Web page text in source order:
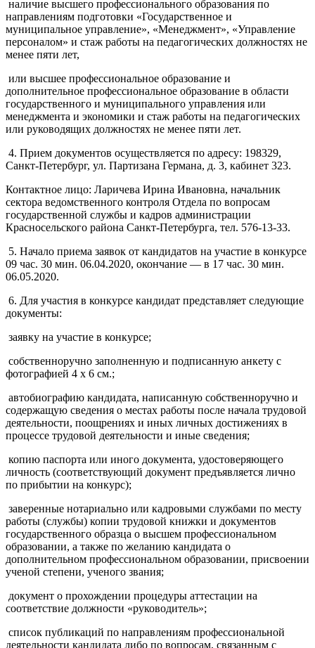
наличие высшего профессионального образования по
направлениям подготовки «Государственное и
муниципальное управление», «Менеджмент», «Управление
персоналом» и стаж работы на педагогических должностях не
менее пяти лет,
или высшее профессиональное образование и
дополнительное профессиональное образование в области
государственного и муниципального управления или
менеджмента и экономики и стаж работы на педагогических
или руководящих должностях не менее пяти лет.
4. Прием документов осуществляется по адресу: 198329,
Санкт-Петербург, ул. Партизана Германа, д. 3, кабинет 323.
Контактное лицо: Ларичева Ирина Ивановна, начальник
сектора ведомственного контроля Отдела по вопросам
государственной службы и кадров администрации
Красносельского района Санкт-Петербурга, тел. 576-13-33.
5. Начало приема заявок от кандидатов на участие в конкурсе
09 час. 30 мин. 06.04.2020, окончание — в 17 час. 30 мин.
06.05.2020.
6. Для участия в конкурсе кандидат представляет следующие
документы:
заявку на участие в конкурсе;
собственноручно заполненную и подписанную анкету с
фотографией 4 х 6 см.;
автобиографию кандидата, написанную собственноручно и
содержащую сведения о местах работы после начала трудовой
деятельности, поощрениях и иных личных достижениях в
процессе трудовой деятельности и иные сведения;
копию паспорта или иного документа, удостоверяющего
личность (соответствующий документ предъявляется лично
по прибытии на конкурс);
заверенные нотариально или кадровыми службами по месту
работы (службы) копии трудовой книжки и документов
государственного образца о высшем профессиональном
образовании, а также по желанию кандидата о
дополнительном профессиональном образовании, присвоении
ученой степени, ученого звания;
документ о прохождении процедуры аттестации на
соответствие должности «руководитель»;
список публикаций по направлениям профессиональной
деятельности кандидата либо по вопросам, связанным с